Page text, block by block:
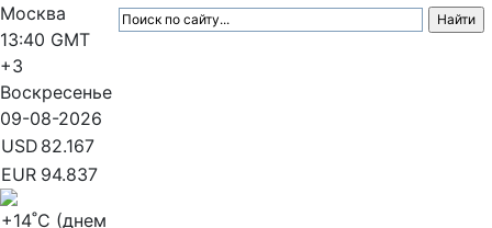
Москва
13:40 GMT
+3
Воскресенье
09-08-2026
USD 82.167
EUR 94.837
+14˚C (днем